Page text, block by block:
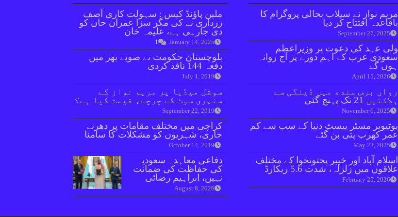
ملین پاؤنڈ کیس : سہولت کاری آصف
زرداری نے کی مگر سزا عمران خان کو
دی جارہی ہے، علیمہ خان
January 14, 2025
1
بلوچستان حکومت نے صوبے بھر میں
دفعہ 144 نافذ کردی
July 1, 2019
سوشل میڈیا پر مریم نواز کے
سنہری سوٹ کے چرچے، قیمت کیا ہے؟
September 22, 2019
کراچی میں مختلف مقامات پر دھرنے
جاری، شہریوں کو مشکلات کا سامنا
October 14, 2019
دفاعی معاہدہ سعودیہ
کی حفاظت کی ضمانت
نہیں، ابراہیم رضائی
August 8, 2026
مریم نواز نے سیلاب بحالی پروگرام کا
باقاعدہ افتتاح کر دیا
September 27, 2025
ولی عہد کی دعوت پر وزیراعظم
سعودی عرب کے اہم دورے پر آج روانہ
ہوں گے
April 15, 2026
رواں برس سندھ میں ڈینگی سے
ہلاکتیں 21 تک پہنچ گئی
November 6, 2025
یوٹیوبر مسٹر بیسٹ دنیا کے سب سے کم
عمر کھرب پتی بن گئے
May 23, 2025
اسلام آباد اور خیبر پختونخوا کے مختلف
علاقوں میں زلزلہ، شدت 5.6 ریکارڈ
February 25, 2026